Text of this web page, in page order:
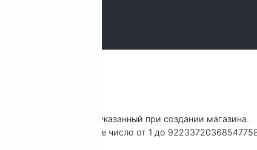
в Robokassa, указанный при создании магазина.
итогового чека. Целое число от 1 до